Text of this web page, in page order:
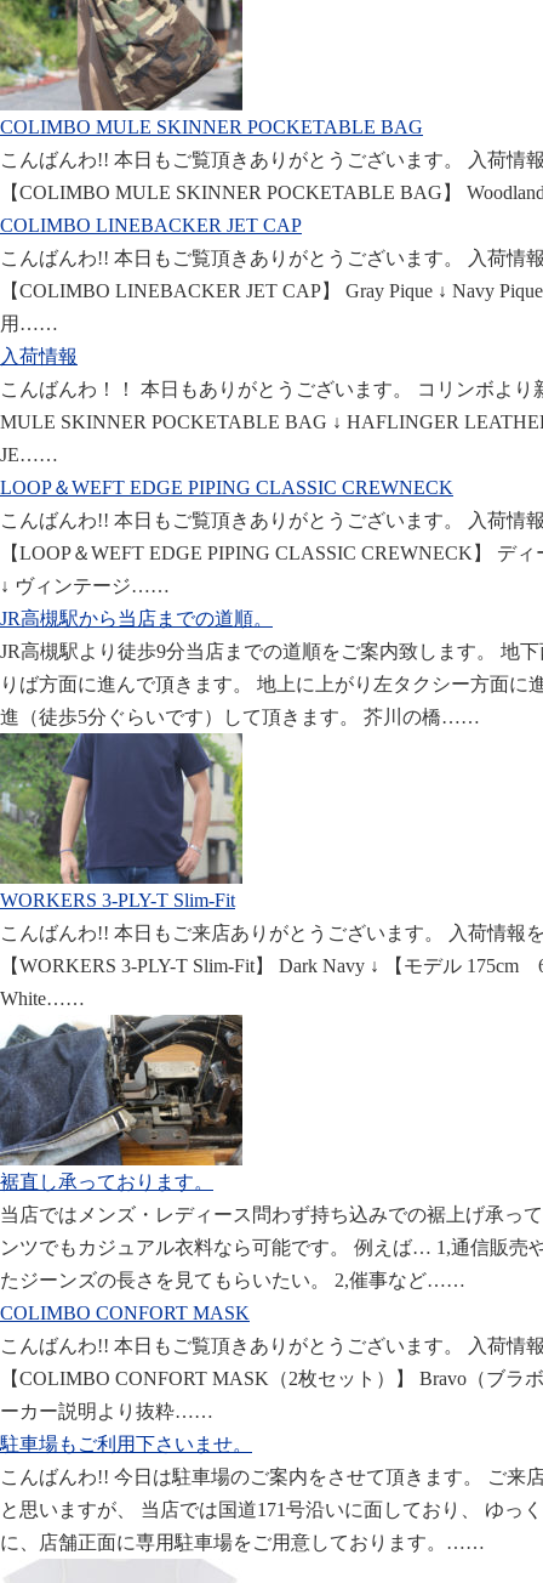
COLIMBO MULE SKINNER POCKETABLE BAG
こんばんわ!! 本日もご覧頂きありがとうございます。 入荷情
【COLIMBO MULE SKINNER POCKETABLE BAG】
COLIMBO LINEBACKER JET CAP
こんばんわ!! 本日もご覧頂きありがとうございます。 入荷情
【COLIMBO LINEBACKER JET CAP】 Gray Pique ↓ Navy
用……
入荷情報
こんばんわ！！ 本日もありがとうございます。 コリンボよ
MULE SKINNER POCKETABLE BAG ↓ HAFLINGER
JE……
LOOP＆WEFT EDGE PIPING CLASSIC CREWNECK
こんばんわ!! 本日もご覧頂きありがとうございます。 入荷情
【LOOP＆WEFT EDGE PIPING CLASSIC CREWNECK】 デ
↓ ヴィンテージ……
JR高槻駅から当店までの道順。
JR高槻駅より徒歩9分当店までの道順をご案内致します。 地
りば方面に進んで頂きます。 地上に上がり左タクシー方面に
進（徒歩5分ぐらいです）して頂きます。 芥川の橋……
WORKERS 3-PLY-T Slim-Fit
こんばんわ!! 本日もご来店ありがとうございます。 入荷情報
【WORKERS 3-PLY-T Slim-Fit】 Dark Navy ↓ 【モデル
White……
裾直し承っております。
当店ではメンズ・レディース問わず持ち込みでの裾上げ承っ
ンツでもカジュアル衣料なら可能です。 例えば… 1,通信販売
たジーンズの長さを見てもらいたい。 2,催事など……
COLIMBO CONFORT MASK
こんばんわ!! 本日もご覧頂きありがとうございます。 入荷情
【COLIMBO CONFORT MASK（2枚セット）】 Bravo（ブラ
ーカー説明より抜粋……
駐車場もご利用下さいませ。
こんばんわ!! 今日は駐車場のご案内をさせて頂きます。 ご来
と思いますが、 当店では国道171号沿いに面しており、 ゆっ
に、店舗正面に専用駐車場をご用意しております。……